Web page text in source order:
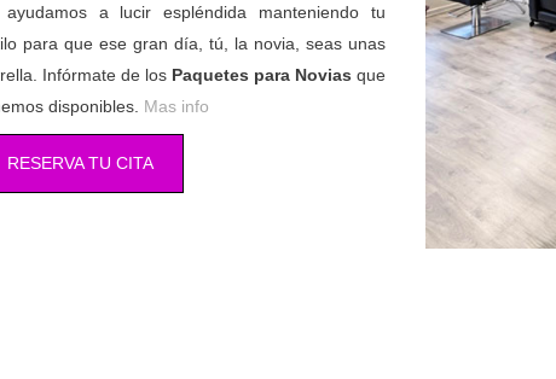
ayudamos a lucir espléndida manteniendo tu
para que ese gran día, tú, la novia, seas unas
Infórmate de los Paquetes para Novias que
disponibles. Mas info
RESERVA TU CITA